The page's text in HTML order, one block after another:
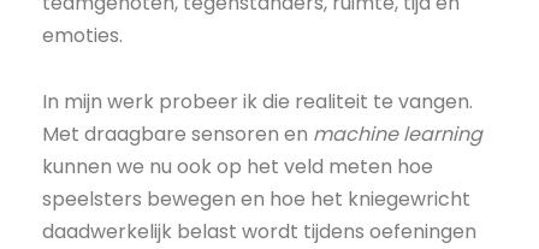
emoties.
In mijn werk probeer ik die realiteit te vangen.
Met draagbare sensoren en machine learning
kunnen we nu ook op het veld meten hoe
speelsters bewegen en hoe het kniegewricht
daadwerkelijk belast wordt tijdens oefeningen